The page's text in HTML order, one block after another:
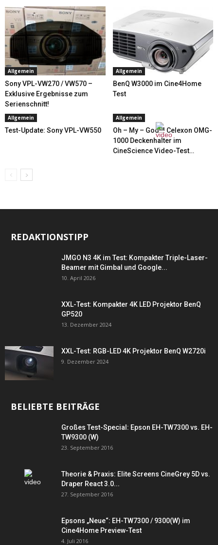
Allgemein
Sony VPL-VW270 / VW570 –
Exklusive Ergebnisse zum
Serienschnitt!
Allgemein
BenQ W3000 im Cine4Home
Test
Allgemein
Test-Update: Sony VPL-VW550
Allgemein
Oh – My – God!!! Celexon OMG-
1000 Deckenhalter im
CineScience Video-Test…
REDAKTIONSTIPP
JMGO N3 4K im Test: Kompakter Triple-Laser-
Beamer mit Gimbal und Google...
10. April 2026
XXL-Test: Kompakter 4K LED Projektor BenQ
GP520
13. Dezember 2024
XXL-Test: RGB-LED 4K Projektor BenQ W2720i
9. Dezember 2024
BELIEBTE BEITRÄGE
Großes Test-Special: Epson EH-TW7300 vs. EH-
TW9300 (W)
23. September 2016
Theorie & Praxis: Elite Screens CineGrey 5D vs.
Draper React 3.0...
27. September 2016
Epsons „Neue“: EH-TW7300 / 9300(W) im
Cine4Home Preview-Test
4. Juli 2016